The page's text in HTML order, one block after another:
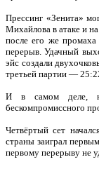
Прессинг «Зенита»
Михайлова в атаке и
после его же
перерыв. Удачный
эйс создали
третьей партии —
И в самом деле,
бескомпромиссного
Четвёртый сет
страны заиграл
первому перерыву не